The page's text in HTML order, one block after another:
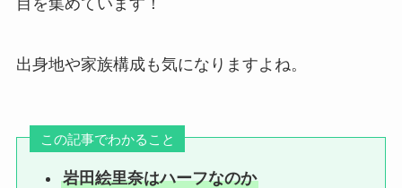
出身地や家族構成も気になりますよね。
この記事でわかること
岩田絵里奈はハーフなのか